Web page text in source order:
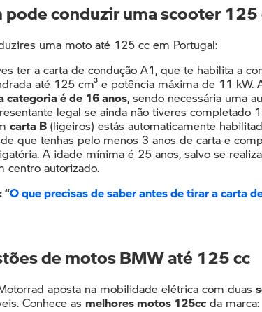
pode conduzir uma scooter 125
uma moto até 125 cc em Portugal:
ter a carta de condução A1, que te habilita a
até 125 cm³ e potência máxima de 11 kW.
categoria é de 16 anos, sendo necessária uma
legal se ainda não tiveres completado
carta B (ligeiros) estás automaticamente
que tenhas pelo menos 3 anos de carta e
A idade mínima é 25 anos, salvo se
centro autorizado.
“O que precisas de saber antes de tirar a carta
de motos BMW até 125 cc
aposta na mobilidade elétrica com duas
Conhece as melhores motos 125cc da marca: